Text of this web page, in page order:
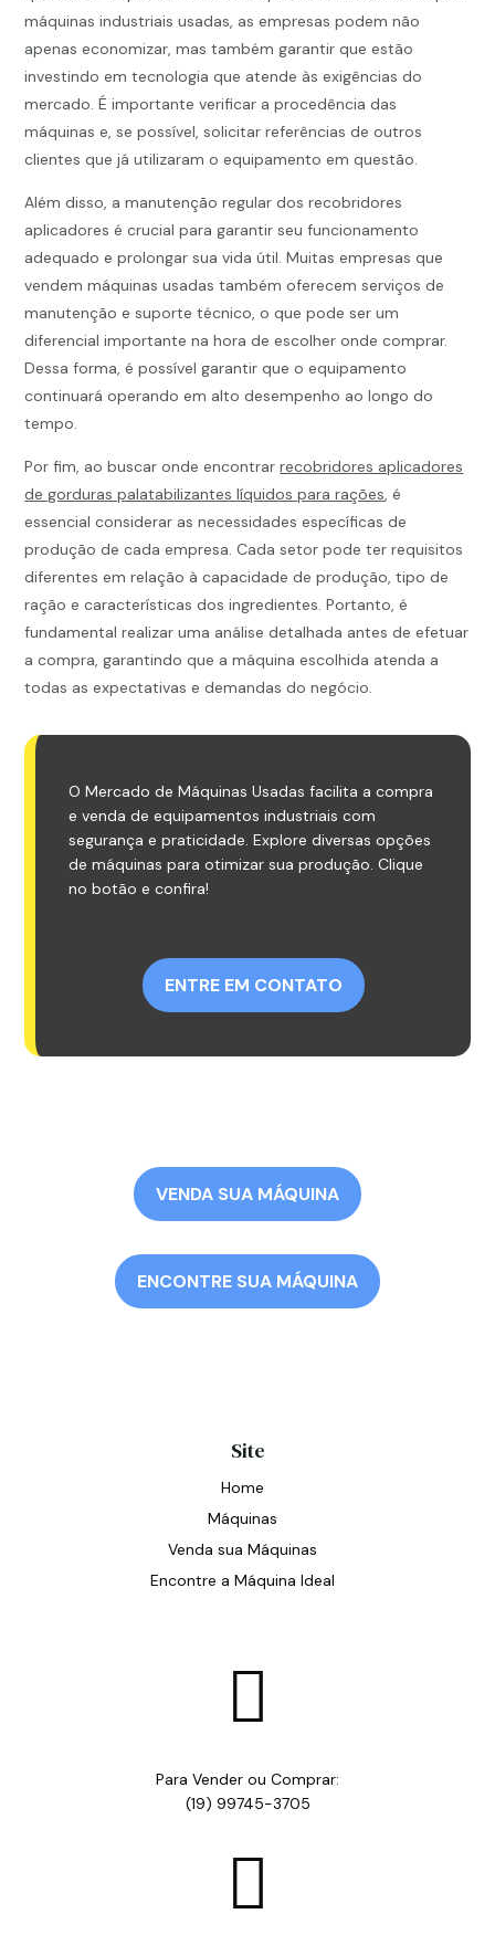
máquinas industriais usadas, as empresas podem não
apenas economizar, mas também garantir que estão
investindo em tecnologia que atende às exigências do
mercado. É importante verificar a procedência das
máquinas e, se possível, solicitar referências de outros
clientes que já utilizaram o equipamento em questão.
Além disso, a manutenção regular dos recobridores
aplicadores é crucial para garantir seu funcionamento
adequado e prolongar sua vida útil. Muitas empresas que
vendem máquinas usadas também oferecem serviços de
manutenção e suporte técnico, o que pode ser um
diferencial importante na hora de escolher onde comprar.
Dessa forma, é possível garantir que o equipamento
continuará operando em alto desempenho ao longo do
tempo.
Por fim, ao buscar onde encontrarrecobridores aplicadores
de gorduras palatabilizantes líquidos para rações, é
essencial considerar as necessidades específicas de
produção de cada empresa. Cada setor pode ter requisitos
diferentes em relação à capacidade de produção, tipo de
ração e características dos ingredientes. Portanto, é
fundamental realizar uma análise detalhada antes de efetuar
a compra, garantindo que a máquina escolhida atenda a
todas as expectativas e demandas do negócio.
O Mercado de Máquinas Usadas facilita a compra
e venda de equipamentos industriais com
segurança e praticidade. Explore diversas opções
de máquinas para otimizar sua produção. Clique
no botão e confira!
ENTRE EM CONTATO
VENDA SUA MÁQUINA
ENCONTRE SUA MÁQUINA
Site
Home
Máquinas
Venda sua Máquinas
Encontre a Máquina Ideal

Para Vender ou Comprar:
(19) 99745-3705
